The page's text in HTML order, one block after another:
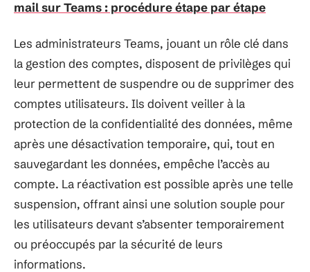
mail sur Teams : procédure étape par étape
Les administrateurs Teams, jouant un rôle clé dans
la gestion des comptes, disposent de privilèges qui
leur permettent de suspendre ou de supprimer des
comptes utilisateurs. Ils doivent veiller à la
protection de la confidentialité des données, même
après une désactivation temporaire, qui, tout en
sauvegardant les données, empêche l’accès au
compte. La réactivation est possible après une telle
suspension, offrant ainsi une solution souple pour
les utilisateurs devant s’absenter temporairement
ou préoccupés par la sécurité de leurs
informations.